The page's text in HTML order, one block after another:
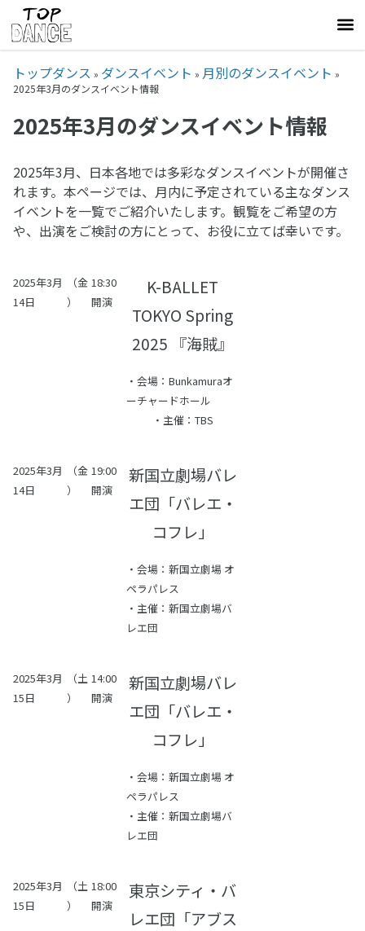
トップダンス » ダンスイベント » 月別のダンスイベント »
2025年3月のダンスイベント情報
2025年3月のダンスイベント情報
2025年3月、日本各地では多彩なダンスイベントが開催さ
れます。本ページでは、月内に予定されている主なダンス
イベントを一覧でご紹介いたします。観覧をご希望の方
や、出演をご検討の方にとって、お役に立てば幸いです。
2025年3月
14日
（金
）
18:30
開演
K-BALLET
TOKYO Spring
2025 『海賊』
・会場：Bunkamuraオ
ーチャードホール
・主催：TBS
2025年3月
14日
（金
）
19:00
開演
新国立劇場バレ
エ団「バレエ・
コフレ」
・会場：新国立劇場 オ
ペラパレス
・主催：新国立劇場バ
レエ団
2025年3月
15日
（土
）
14:00
開演
新国立劇場バレ
エ団「バレエ・
コフレ」
・会場：新国立劇場 オ
ペラパレス
・主催：新国立劇場バ
レエ団
2025年3月
15日
（土
）
18:00
開演
東京シティ・バ
レエ団「アブス